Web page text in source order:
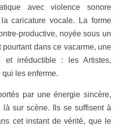
avec violence sonore
caricature vocale. La forme
productive, noyée sous un
dans ce vacarme, une
et irréductible : les Artistes,
qui les enferme.
par une énergie sincère,
là sur scène. Ils se suffisent à
cet instant de vérité, que le